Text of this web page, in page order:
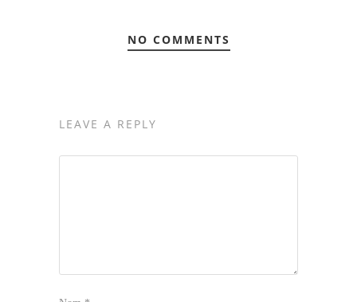
NO COMMENTS
LEAVE A REPLY